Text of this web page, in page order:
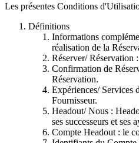
Les présentes Conditions
Définitions
Informations
réalisation de la
Réserver/ Réservation
Confirmation de
Réservation.
Expériences/ Services
Fournisseur.
Headout/ Nous :
ses successeurs et ses
Compte Headout : le